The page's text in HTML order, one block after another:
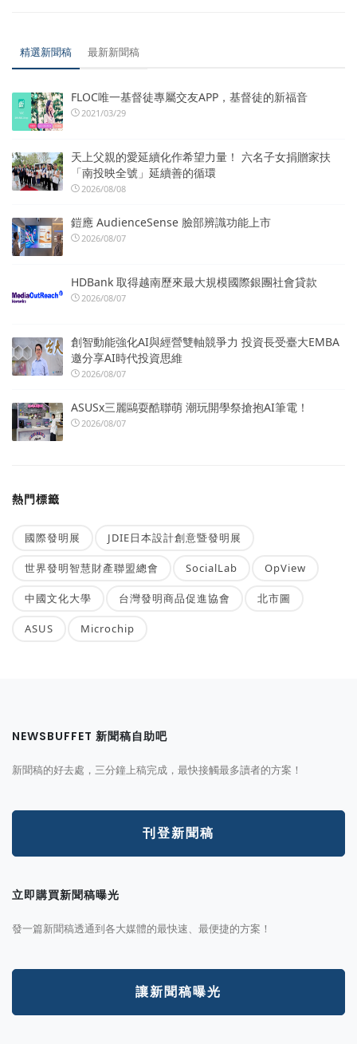
精選新聞稿 最新新聞稿
FLOC唯一基督徒專屬交友APP，基督徒的新福音
2021/03/29
天上父親的愛延續化作希望力量！ 六名子女捐贈家扶
「南投映全號」延續善的循環
2026/08/08
鎧應 AudienceSense 臉部辨識功能上市
2026/08/07
HDBank 取得越南歷來最大規模國際銀團社會貸款
2026/08/07
創智動能強化AI與經營雙軸競爭力 投資長受臺大EMBA
邀分享AI時代投資思維
2026/08/07
ASUSx三麗鷗耍酷聯萌 潮玩開學祭搶抱AI筆電！
2026/08/07
熱門標籤
國際發明展 JDIE日本設計創意暨發明展
世界發明智慧財產聯盟總會 SocialLab OpView
中國文化大學 台灣發明商品促進協會 北市圖
ASUS Microchip
NEWSBUFFET 新聞稿自助吧
新聞稿的好去處，三分鐘上稿完成，最快接觸最多讀者的方案！
刊登新聞稿
立即購買新聞稿曝光
發一篇新聞稿透通到各大媒體的最快速、最便捷的方案！
讓新聞稿曝光